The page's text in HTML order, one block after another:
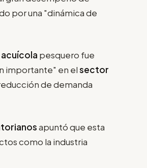
por una "dinámica de
pesquero fue
importante" en elsector
de demanda
apuntó que esta
como la industria